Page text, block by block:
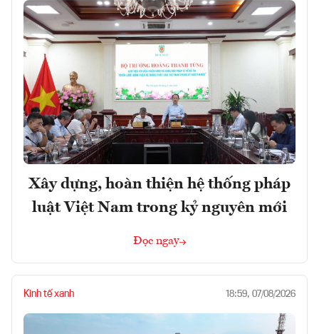
Xây dựng, hoàn thiện hệ thống pháp
luật Việt Nam trong kỷ nguyên mới
Đọc ngay
Kinh tế xanh 18:59, 07/08/2026